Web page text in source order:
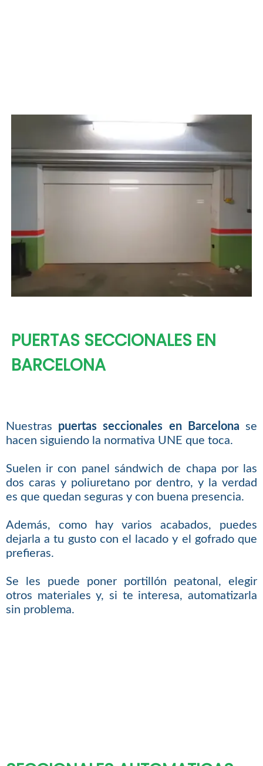
PUERTAS SECCIONALES EN
BARCELONA
Nuestras puertas seccionales en Barcelona se
hacen siguiendo la normativa UNE que toca.
Suelen ir con panel sándwich de chapa por las
dos caras y poliuretano por dentro, y la verdad
es que quedan seguras y con buena presencia.
Además, como hay varios acabados, puedes
dejarla a tu gusto con el lacado y el gofrado que
prefieras.
Se les puede poner portillón peatonal, elegir
otros materiales y, si te interesa, automatizarla
sin problema.